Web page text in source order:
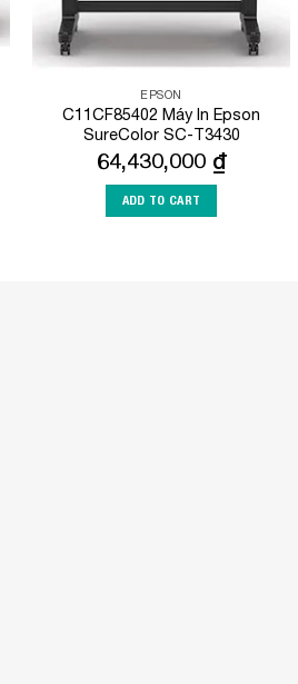
EPSON
C11CF85402 Máy In Epson
SureColor SC-T3430
64,430,000 ₫
ADD TO CART